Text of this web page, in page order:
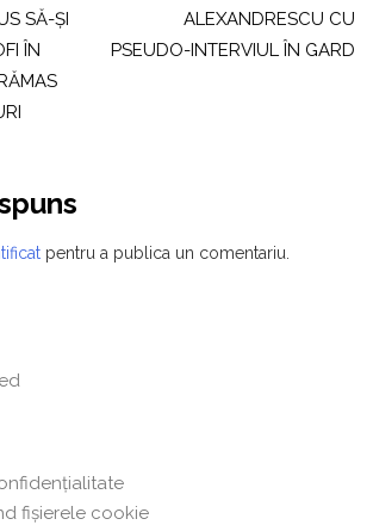
SĂ-ŞI
ÎN
ALEXANDRESCU CU
PSEUDO-INTERVIUL ÎN GARD
pentru a publica un comentariu.
fișierele cookie